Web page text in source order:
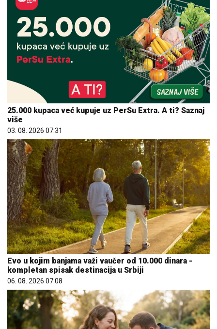
25.000 kupaca već kupuje uz PerSu Extra. A ti? Saznaj
više
03. 08. 2026 07:31
Evo u kojim banjama važi vaučer od 10.000 dinara -
kompletan spisak destinacija u Srbiji
06. 08. 2026 07:08